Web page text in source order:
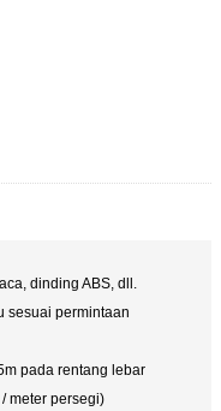
dinding ABS, dll.
sesuai permintaan
pada rentang lebar
meter persegi)